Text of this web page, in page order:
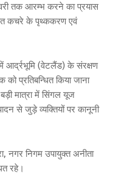
तक आरम्भ करने का प्रयास
कचरे के पृथ्ककरण एवं
में आर्द्रभूमि (वेटलैंड) के संरक्षण
प्रतिबन्धित किया जाना
मात्रा में सिंगल यूज
से जुड़े व्यक्तियों पर कानूनी
नगर निगम उपायुक्त अनीता
रहे।